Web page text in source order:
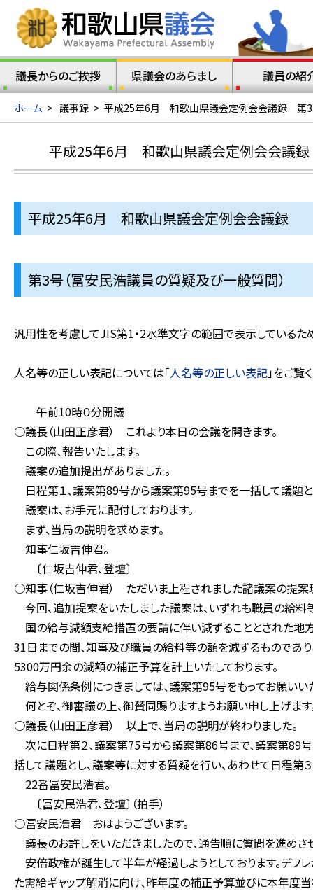
議長からのご挨拶 県議会のあらまし 議員の紹
ホーム > 議事録 > 平成25年6月 和歌山県議会定例会会議録 第3
平成25年6月 和歌山県議会定例会会議録
平成25年6月 和歌山県議会定例会会議録
第3号（冨安民浩議員の質疑及び一般質問）
汎用性を考慮してJIS第1・2水準文字の範囲で表示しているた
人名等の正しい表記については「人名等の正しい表記」をご覧
午前10時０分開議
○議長（山田正彦君） これより本日の会議を開きます。
この際、報告いたします。
議案の追加提出がありました。
日程第１、議案第89号から議案第95号までを一括して議題と
議案は、お手元に配付しております。
まず、当局の説明を求めます。
知事仁坂吉伸君。
〔仁坂吉伸君、登壇〕
○知事（仁坂吉伸君） ただいま上程されました諸議案の提案
今回、追加提案をいたしました議案は、いずれも職員の給
国の給与減額支給措置の要請に伴い減ずることとされた地
31日までの間、知事及び職員の給料等の額を減ずるものであ
5300万円余の減額の補正予算を計上いたしております。
給与関係条例につきましては、議案第95号をもってお願いい
何とぞ、御審議の上、御賛同賜りますようお願い申し上げます
○議長（山田正彦君） 以上で、当局の説明が終わりました。
次に日程第２、議案第75号から議案第86号まで、議案第
括して議題とし、議案等に対する質疑を行い、あわせて日程第
22番冨安民浩君。
〔冨安民浩君、登壇〕（拍手）
○冨安民浩君 おはようございます。
議長のお許しをいただきましたので、通告順に質問を進めさ
安倍政権が誕生して半年が経過しようとしております。デフ
た需給ギャップ解消に向け、昨年度の補正予算並びに本年度